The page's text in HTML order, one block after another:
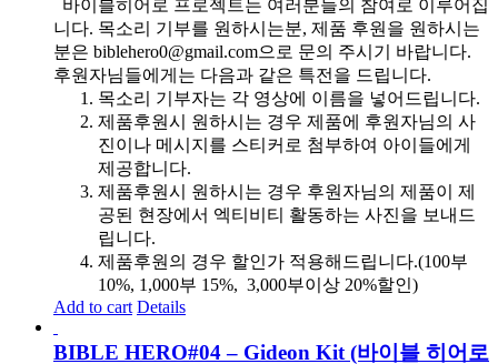
바이블히어로 프로젝트는 여러분들의 참여로 이루어집
니다. 목소리 기부를 원하시는분, 제품 후원을 원하시는
분은 biblehero0@gmail.com으로 문의 주시기 바랍니다.
후원자님들에게는 다음과 같은 특전을 드립니다.
목소리 기부자는 각 영상에 이름을 넣어드립니다.
제품후원시 원하시는 경우 제품에 후원자님의 사
진이나 메시지를 스티커로 첨부하여 아이들에게
제공합니다.
제품후원시 원하시는 경우 후원자님의 제품이 제
공된 현장에서 엑티비티 활동하는 사진을 보내드
립니다.
제품후원의 경우 할인가 적용해드립니다.(100부
10%, 1,000부 15%, 3,000부이상 20%할인)
Add to cart Details
BIBLE HERO#04 – Gideon Kit (바이블 히어로